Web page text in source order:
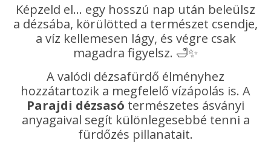
Képzeld el… egy hosszú nap után beleülsz
a dézsába, körülötted a természet csendje,
a víz kellemesen lágy, és végre csak
magadra figyelsz. 🛁✨
A valódi dézsafürdő élményhez
hozzátartozik a megfelelő vízápolás is. A
Parajdi dézsasó természetes ásványi
anyagaival segít különlegesebbé tenni a
fürdőzés pillanatait.